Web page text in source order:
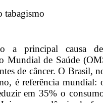
tabagismo
a principal causa
Mundial de Saúde
de câncer. O Brasil,
é referência mundial:
em 35% o